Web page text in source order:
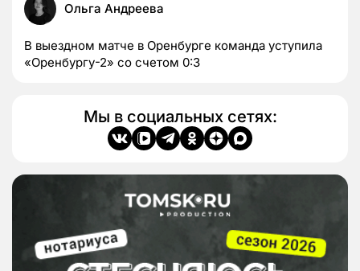
Ольга Андреева
В выездном матче в Оренбурге команда уступила
«Оренбургу-2» со счетом 0:3
Мы в социальных сетях: